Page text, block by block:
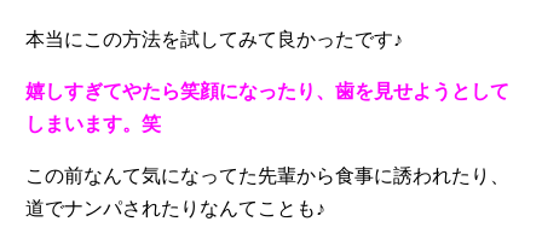
本当にこの方法を試してみて良かったです♪
嬉しすぎてやたら笑顔になったり、歯を見せようとして
しまいます。笑
この前なんて気になってた先輩から食事に誘われたり、
道でナンパされたりなんてことも♪